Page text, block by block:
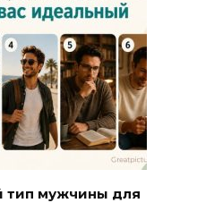
тип мужчины для